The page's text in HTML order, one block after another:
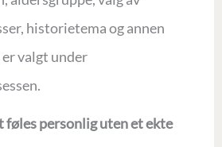
historietema og annen
valgt under
personlig uten et ekte